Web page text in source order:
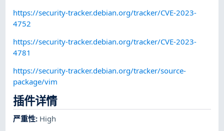
https://security-tracker.debian.org/tracker/CVE-2023-
4752
https://security-tracker.debian.org/tracker/CVE-2023-
4781
https://security-tracker.debian.org/tracker/source-
package/vim
插件详情
严重性: High